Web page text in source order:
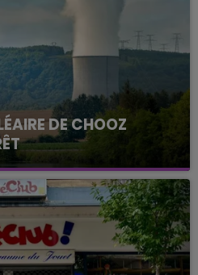
DE CHOOZ
que la centrale
à l'arrêt. Une situation
intense qui est toujours